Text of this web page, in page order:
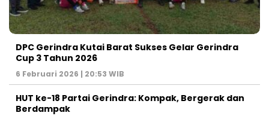
DPC Gerindra Kutai Barat Sukses Gelar Gerindra
Cup 3 Tahun 2026
6 Februari 2026 | 20:53 WIB
HUT ke-18 Partai Gerindra: Kompak, Bergerak dan
Berdampak